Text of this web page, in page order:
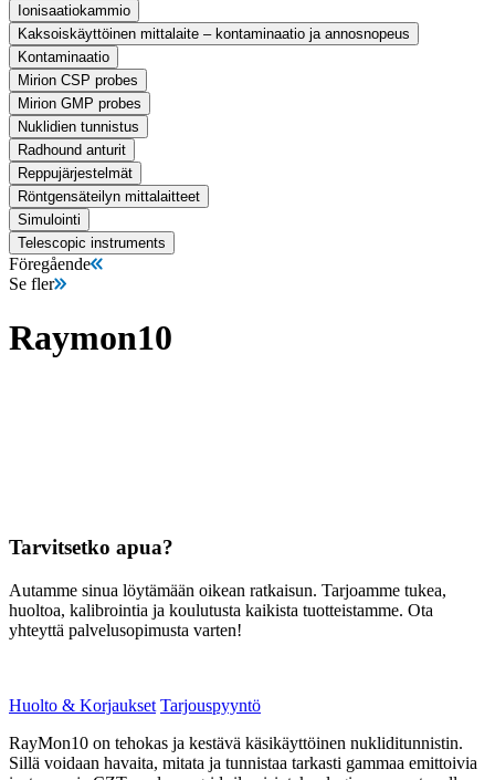
Ionisaatiokammio
Kaksoiskäyttöinen mittalaite – kontaminaatio ja annosnopeus
Kontaminaatio
Mirion CSP probes
Mirion GMP probes
Nuklidien tunnistus
Radhound anturit
Reppujärjestelmät
Röntgensäteilyn mittalaitteet
Simulointi
Telescopic instruments
Föregående
Se fler
Raymon10
Tarvitsetko apua?
Autamme sinua löytämään oikean ratkaisun. Tarjoamme tukea,
huoltoa, kalibrointia ja koulutusta kaikista tuotteistamme. Ota
yhteyttä palvelusopimusta varten!
Huolto & Korjaukset Tarjouspyyntö
RayMon10 on tehokas ja kestävä käsikäyttöinen nukliditunnistin.
Sillä voidaan havaita, mitata ja tunnistaa tarkasti gammaa emittoivia